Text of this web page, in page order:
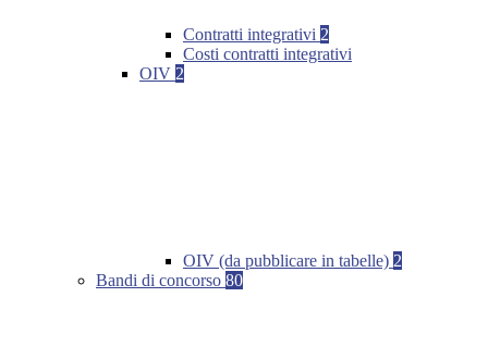
Contratti integrativi 2
Costi contratti integrativi
OIV 2
OIV (da pubblicare in tabelle) 2
Bandi di concorso 80